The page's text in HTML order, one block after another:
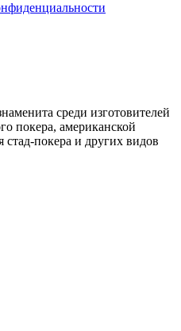
среди изготовителей
покера, американской
стад-покера и других видов